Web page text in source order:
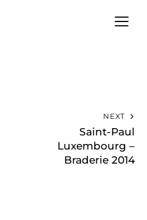
NEXT
Saint-Paul
Luxembourg –
Braderie 2014